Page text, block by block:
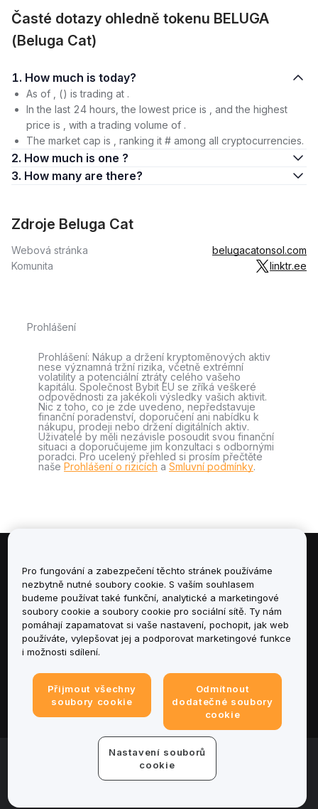
Časté dotazy ohledně tokenu BELUGA
(Beluga Cat)
1. How much is today?
As of , () is trading at .
In the last 24 hours, the lowest price is , and the highest
price is , with a trading volume of .
The market cap is , ranking it # among all cryptocurrencies.
2. How much is one ?
3. How many are there?
Zdroje Beluga Cat
Webová stránka
belugacatonsol.com
Komunita
linktr.ee
Prohlášení
Prohlášení: Nákup a držení kryptoměnových aktiv
nese významná tržní rizika, včetně extrémní
volatility a potenciální ztráty celého vašeho
kapitálu. Společnost Bybit EU se zříká veškeré
odpovědnosti za jakékoli výsledky vašich aktivit.
Nic z toho, co je zde uvedeno, nepředstavuje
finanční poradenství, doporučení ani nabídku k
nákupu, prodeji nebo držení digitálních aktiv.
Uživatelé by měli nezávisle posoudit svou finanční
situaci a doporučujeme jim konzultaci s odbornými
poradci. Pro ucelený přehled si prosím přečtěte
naše Prohlášení o rizicích a Smluvní podmínky.
Informace
Služby
podpora
Právní informace
© 2025-2026 Bybit.eu. Všechna práva vyhrazena.
Podmínky poskytování služeb
Podmínky ochrany
Pro fungování a zabezpečení těchto stránek používáme
nezbytně nutné soubory cookie. S vaším souhlasem
budeme používat také funkční, analytické a marketingové
soubory cookie a soubory cookie pro sociální sítě. Ty nám
pomáhají zapamatovat si vaše nastavení, pochopit, jak web
používáte, vylepšovat jej a podporovat marketingové funkce
i možnosti sdílení.
Přijmout všechny
soubory cookie
Odmítnout
dodatečné soubory
cookie
Nastavení souborů
cookie